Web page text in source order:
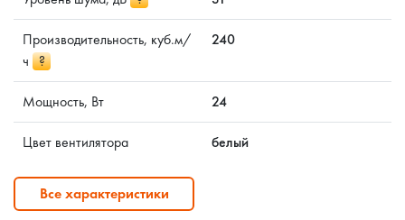
Производительность, куб.м/
ч ?
240
Мощность, Вт 24
Цвет вентилятора белый
Все характеристики